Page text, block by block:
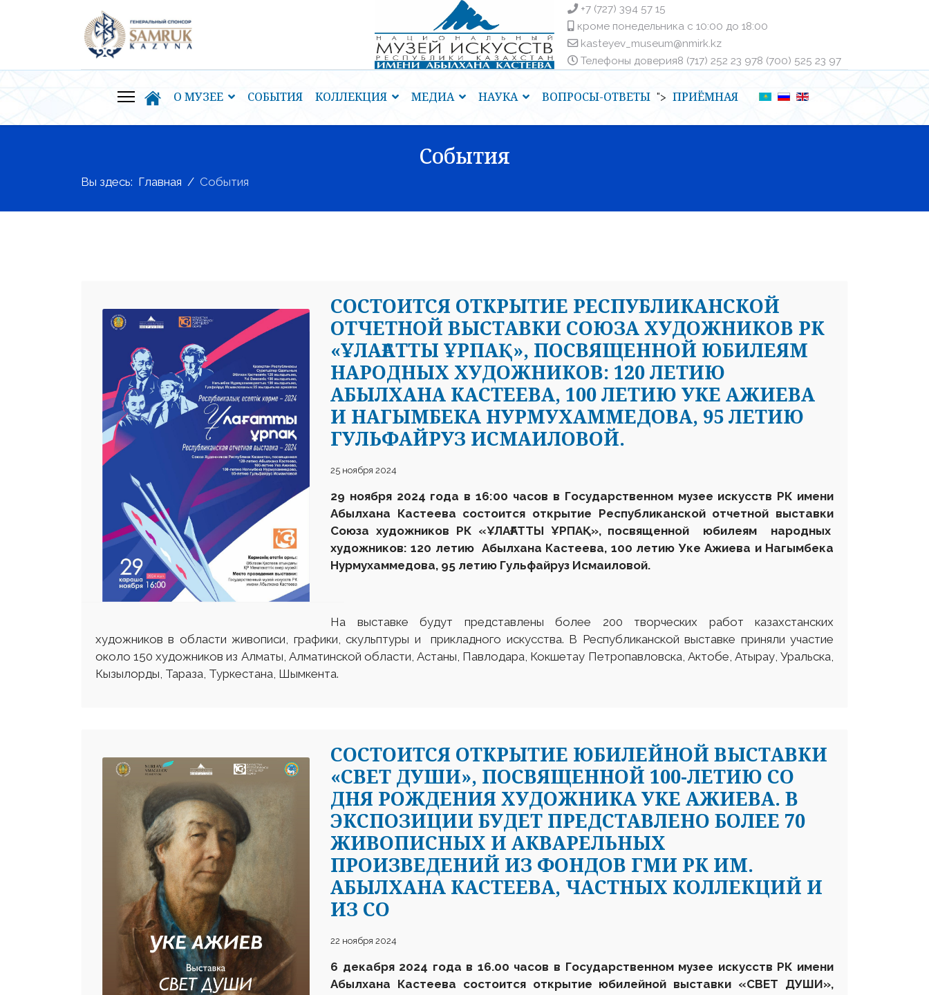
+7 (727) 394 57 15
кроме понедельника с 10:00 до 18:00
kasteyev_museum@nmirk.kz
Телефоны доверияㅤ8 (717) 252 23 97ㅤㅤ8 (700) 525 23 97
О МУЗЕЕ СОБЫТИЯ КОЛЛЕКЦИЯ МЕДИА НАУКА ВОПРОСЫ-ОТВЕТЫ "> ПРИЁМНАЯ
События
Вы здесь: Главная События
CОСТОИТСЯ ОТКРЫТИЕ РЕСПУБЛИКАНСКОЙ
ОТЧЕТНОЙ ВЫСТАВКИ СОЮЗА ХУДОЖНИКОВ РК
«ҰЛАҒАТТЫ ҰРПАҚ», ПОСВЯЩЕННОЙ ЮБИЛЕЯМ
НАРОДНЫХ ХУДОЖНИКОВ: 120 ЛЕТИЮ
АБЫЛХАНА КАСТЕЕВА, 100 ЛЕТИЮ УКЕ АЖИЕВА
И НАГЫМБЕКА НУРМУХАММЕДОВА, 95 ЛЕТИЮ
ГУЛЬФАЙРУЗ ИСМАИЛОВОЙ.
25 ноября 2024
29 ноября 2024 года в 16:00 часов в Государственном музее искусств РК имени
Абылхана Кастеева состоится открытие Республиканской отчетной выставки
Союза художников РК «ҰЛАҒАТТЫ ҰРПАҚ», посвященной юбилеям народных
художников: 120 летию Абылхана Кастеева, 100 летию Уке Ажиева и Нагымбека
Нурмухаммедова, 95 летию Гульфайруз Исмаиловой.
На выставке будут представлены более 200 творческих работ казахстанских
художников в области живописи, графики, скульптуры и прикладного искусства. В Республиканской выставке приняли участие
около 150 художников из Алматы, Алматинской области, Астаны, Павлодара, Кокшетау Петропавловска, Актобе, Атырау, Уральска,
Кызылорды, Тараза, Туркестана, Шымкента.
CОСТОИТСЯ ОТКРЫТИЕ ЮБИЛЕЙНОЙ ВЫСТАВКИ
«СВЕТ ДУШИ», ПОСВЯЩЕННОЙ 100-ЛЕТИЮ СО
ДНЯ РОЖДЕНИЯ ХУДОЖНИКА УКЕ АЖИЕВА. В
ЭКСПОЗИЦИИ БУДЕТ ПРЕДСТАВЛЕНО БОЛЕЕ 70
ЖИВОПИСНЫХ И АКВАРЕЛЬНЫХ
ПРОИЗВЕДЕНИЙ ИЗ ФОНДОВ ГМИ РК ИМ.
АБЫЛХАНА КАСТЕЕВА, ЧАСТНЫХ КОЛЛЕКЦИЙ И
ИЗ СО
22 ноября 2024
6 декабря 2024 года в 16.00 часов в Государственном музее искусств РК имени
Абылхана Кастеева состоится открытие юбилейной выставки «СВЕТ ДУШИ»,